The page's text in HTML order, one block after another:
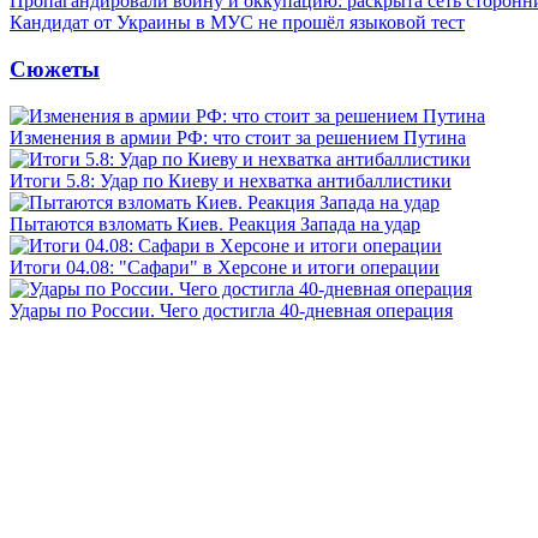
Кандидат от Украины в МУС не прошёл языковой тест
Сюжеты
Изменения в армии РФ: что стоит за решением Путина
Итоги 5.8: Удар по Киеву и нехватка антибаллистики
Пытаются взломать Киев. Реакция Запада на удар
Итоги 04.08: "Сафари" в Херсоне и итоги операции
Удары по России. Чего достигла 40-дневная операция